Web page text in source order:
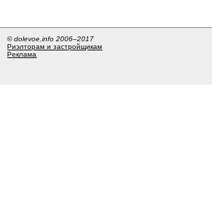
© dolevoe.info 2006–2017
Риэлторам и застройщикам
Реклама